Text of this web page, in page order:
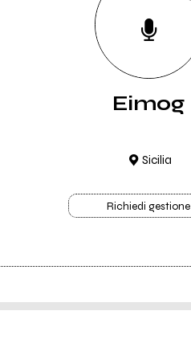
Eimog
Sicilia
Richiedi gestione